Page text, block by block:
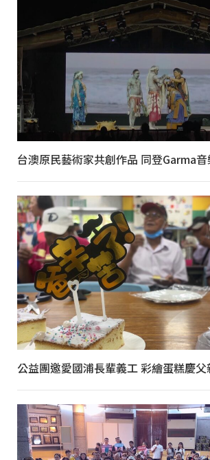
台澳原民藝術家共創作品 同登Garma
公益團邀愛國浦長輩義工 彩繪蛋糕慶父